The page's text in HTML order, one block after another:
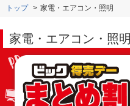
トップ 家電・エアコン・照明
家電・エアコン・照明